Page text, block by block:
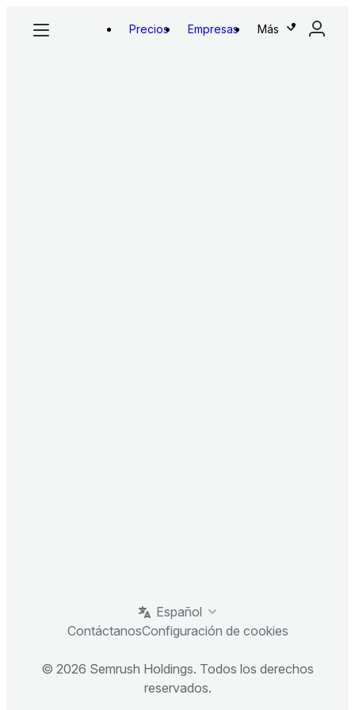
Precios Empresas Más
Español
ContáctanosConfiguración de cookies
© 2026 Semrush Holdings. Todos los derechos
reservados.